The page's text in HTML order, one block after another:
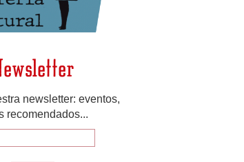
newsletter: eventos,
recomendados...